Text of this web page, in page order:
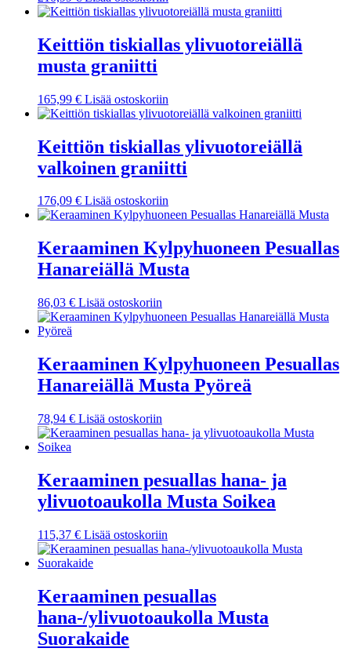
Keittiön tiskiallas ylivuotoreiällä
musta graniitti
165,99 € Lisää ostoskoriin
Keittiön tiskiallas ylivuotoreiällä
valkoinen graniitti
176,09 € Lisää ostoskoriin
Keraaminen Kylpyhuoneen Pesuallas
Hanareiällä Musta
86,03 € Lisää ostoskoriin
Keraaminen Kylpyhuoneen Pesuallas
Hanareiällä Musta Pyöreä
78,94 € Lisää ostoskoriin
Keraaminen pesuallas hana- ja
ylivuotoaukolla Musta Soikea
115,37 € Lisää ostoskoriin
Keraaminen pesuallas
hana-/ylivuotoaukolla Musta
Suorakaide